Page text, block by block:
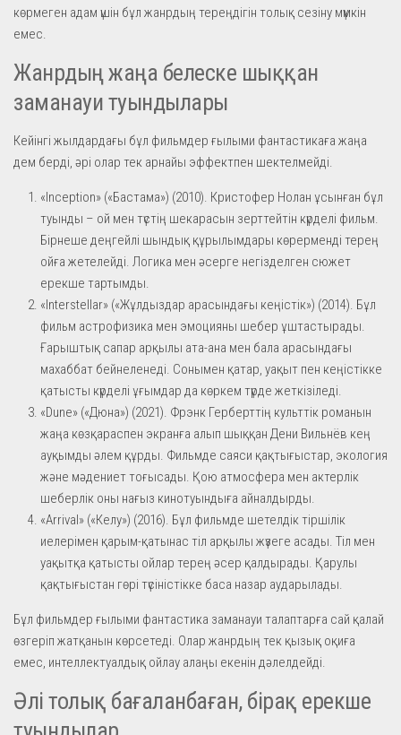
көрмеген адам үшін бұл жанрдың тереңдігін толық сезіну мүмкін
емес.
Жанрдың жаңа белеске шыққан
заманауи туындылары
Кейінгі жылдардағы бұл фильмдер ғылыми фантастикаға жаңа
дем берді, әрі олар тек арнайы эффектпен шектелмейді.
«Inception» («Бастама») (2010). Кристофер Нолан ұсынған бұл
туынды – ой мен түстің шекарасын зерттейтін күрделі фильм.
Бірнеше деңгейлі шындық құрылымдары көрерменді терең
ойға жетелейді. Логика мен әсерге негізделген сюжет
ерекше тартымды.
«Interstellar» («Жұлдыздар арасындағы кеңістік») (2014). Бұл
фильм астрофизика мен эмоцияны шебер ұштастырады.
Ғарыштық сапар арқылы ата-ана мен бала арасындағы
махаббат бейнеленеді. Сонымен қатар, уақыт пен кеңістікке
қатысты күрделі ұғымдар да көркем түрде жеткізіледі.
«Dune» («Дюна») (2021). Фрэнк Герберттің культтік романын
жаңа көзқараспен экранға алып шыққан Дени Вильнёв кең
ауқымды әлем құрды. Фильмде саяси қақтығыстар, экология
және мәдениет тоғысады. Қою атмосфера мен актерлік
шеберлік оны нағыз кинотуындыға айналдырды.
«Arrival» («Келу») (2016). Бұл фильмде шетелдік тіршілік
иелерімен қарым-қатынас тіл арқылы жүзеге асады. Тіл мен
уақытқа қатысты ойлар терең әсер қалдырады. Қарулы
қақтығыстан гөрі түсіністікке баса назар аударылады.
Бұл фильмдер ғылыми фантастика заманауи талаптарға сай қалай
өзгеріп жатқанын көрсетеді. Олар жанрдың тек қызық оқиға
емес, интеллектуалдық ойлау алаңы екенін дәлелдейді.
Әлі толық бағаланбаған, бірақ ерекше